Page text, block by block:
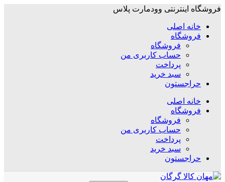
فروشگاه اینترنتی وودمارت پلاس
خانه اصلی
فروشگاه
فروشگاه
حساب کاربری من
پرداخت
سبد خرید
حراجستون
خانه اصلی
فروشگاه
فروشگاه
حساب کاربری من
پرداخت
سبد خرید
حراجستون